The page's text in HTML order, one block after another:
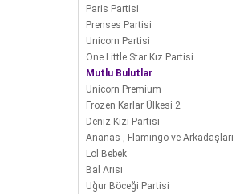
Paris Partisi
Prenses Partisi
Unicorn Partisi
One Little Star Kız Partisi
Mutlu Bulutlar
Unicorn Premium
Frozen Karlar Ülkesi 2
Deniz Kızı Partisi
Ananas , Flamingo ve Arkadaşları
Lol Bebek
Bal Arısı
Uğur Böceği Partisi